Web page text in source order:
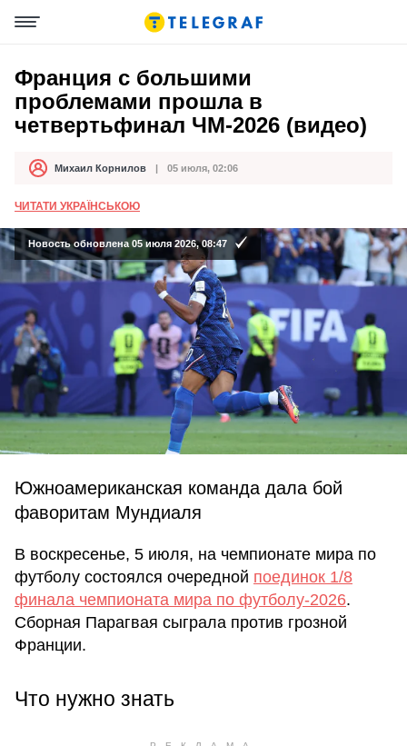
Франция с большими
проблемами прошла в
четвертьфинал ЧМ-2026 (видео)
АвторМихаил Корнилов
Дата публикации 05 июля, 02:06
ЧИТАТИ УКРАЇНСЬКОЮ
Новость обновлена 05 июля 2026, 08:47
Южноамериканская команда дала бой
фаворитам Мундиаля
В воскресенье, 5 июля, на чемпионате мира по
футболу состоялся очередной поединок 1/8
финала чемпионата мира по футболу-2026.
Сборная Парагвая сыграла против грозной
Франции.
Что нужно знать